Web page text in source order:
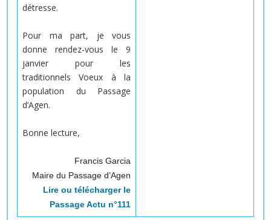
détresse.
Pour ma part, je vous
donne rendez-vous le 9
janvier pour les
traditionnels Voeux à la
population du Passage
d’Agen.
Bonne lecture,
Francis Garcia
Maire du Passage d’Agen
Lire ou télécharger le
Passage Actu n°111